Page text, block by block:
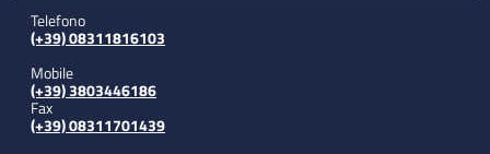
Telefono
(+39) 08311816103
Mobile
(+39) 3803446186
Fax
(+39) 08311701439